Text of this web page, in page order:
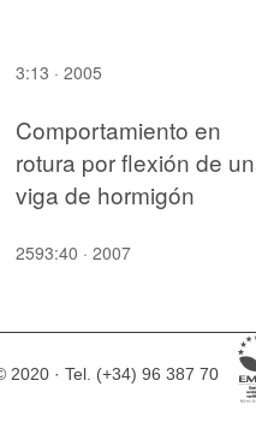
3:13 · 2005
Comportamiento en
rotura por flexión de
viga de hormigón
2593:40 · 2007
2020 · Tel. (+34) 96 387 70